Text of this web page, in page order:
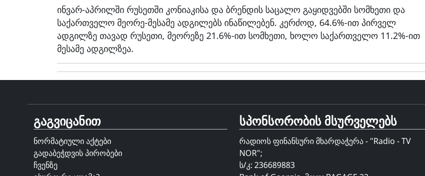
ინვარ-აპრილში რუსეთში კონიაკისა და ბრენდის საცალო გაყიდვებში სომხეთი და
საქართველო მეორე-მესამე ადგილებს ინაწილებენ. კერძოდ, 64.6%-ით პირველ
ადგილზე თავად რუსეთი, მეორეზე 21.6%-ით სომხეთი, ხოლო საქართველო 11.2%-ით
მესამე ადგილზეა.
გაგვიცანით
ნორმატიული აქტები
გადაბეჭდვის პირობები
ჩვენზე
სპონსორობის მსურველებს
რადიოს ფინანსური მხარდაჭერა - "Radio - TV
NOR";
ს/კ: 236689883